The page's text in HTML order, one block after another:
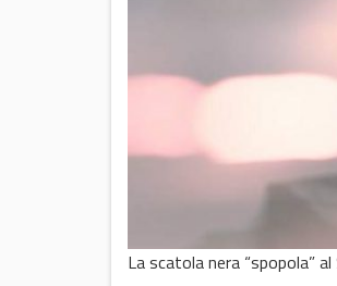
La scatola nera “spopola” al